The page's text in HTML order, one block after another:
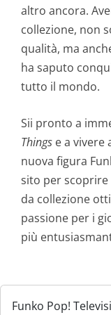
altro ancora.
collezione, non
qualità, ma
ha saputo
tutto il mondo.
Sii pronto a
Things e a
nuova figura
sito per
da collezione
passione per i
più
Funko Pop!